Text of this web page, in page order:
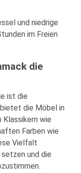
und niedrige
im Freien
die
ist die
die Möbel in
Klassikern wie
Farben wie
Vielfalt
und die